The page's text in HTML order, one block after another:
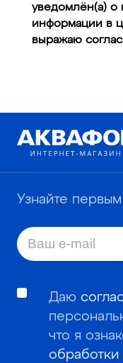
уведомлён(а) о
информации в
выражаю
Узнайте
Даю
что я